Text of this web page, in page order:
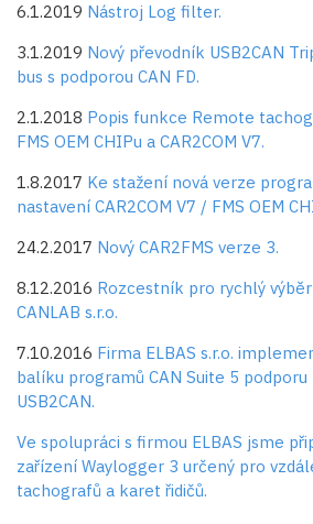
6.1.2019 Nástroj Log filter.
3.1.2019 Nový převodník USB2CAN
bus s podporou CAN FD.
2.1.2018 Popis funkce Remote
FMS OEM CHIPu a CAR2COM V7.
1.8.2017 Ke stažení nová verze
nastavení CAR2COM V7 / FMS OEM
24.2.2017 Nový CAR2FMS verze 3.
8.12.2016 Rozcestník pro rychlý
CANLAB s.r.o.
7.10.2016 Firma ELBAS s.r.o.
balíku programů CAN Suite 5
USB2CAN.
Ve spolupráci s firmou ELBAS jsme
zařízení Waylogger 3 určený pro
tachografů a karet řidičů.